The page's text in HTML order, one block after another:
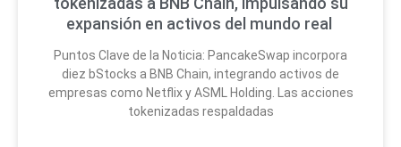
expansión en activos del mundo real
Puntos Clave de la Noticia: PancakeSwap incorpora
diez bStocks a BNB Chain, integrando activos de
empresas como Netflix y ASML Holding. Las acciones
tokenizadas respaldadas